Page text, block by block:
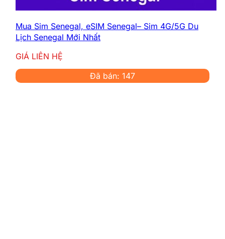
Mua Sim Senegal, eSIM Senegal– Sim 4G/5G Du
Lịch Senegal Mới Nhất
GIÁ LIÊN HỆ
Đã bán: 147